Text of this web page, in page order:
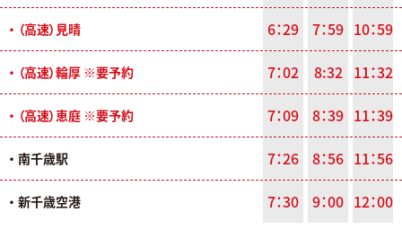
・ （高速）見晴 6：29 7：59 10：59
・ （高速）輪厚 ※要予約 7：02 8:32 11：32
・ （高速）恵庭 ※要予約 7：09 8：39 11：39
・ 南千歳駅 7：26 8：56 11：56
・ 新千歳空港 7：30 9：00 12：00